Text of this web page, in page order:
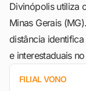
Divinópolis utiliza
Minas Gerais
distância
e interestaduais
FILIAL VONO